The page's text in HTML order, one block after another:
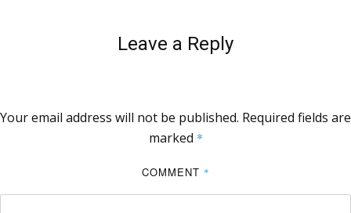
Leave a Reply
Your email address will not be published. Required fields are
marked *
COMMENT *